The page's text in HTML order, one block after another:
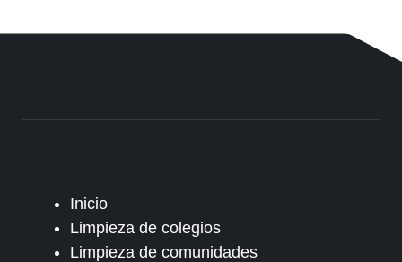
Inicio
Limpieza de colegios
Limpieza de comunidades